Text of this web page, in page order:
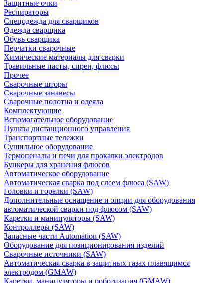
Защитные очки
Респираторы
Спецодежда для сварщиков
Одежда сварщика
Обувь сварщика
Перчатки сварочные
Химические материалы для сварки
Травильные пасты, спреи, флюсы
Прочее
Сварочные шторы
Сварочные занавесы
Сварочные полотна и одеяла
Комплектующие
Вспомогательное оборудование
Пульты дистанционного управления
Транспортные тележки
Сушильное оборудование
Термопеналы и печи для прокалки электродов
Бункеры для хранения флюсов
Автоматическое оборудование
Автоматическая сварка под слоем флюса (SAW)
Головки и горелки (SAW)
Дополнительные оснащение и опции для оборудования
автоматической сварки под флюсом (SAW)
Каретки и манипуляторы (SAW)
Контроллеры (SAW)
Запасные части Automation (SAW)
Оборудование для позиционирования изделий
Сварочные источники (SAW)
Автоматическая сварка в защитных газах плавящимся
электродом (GMAW)
Каретки, манипуляторы и роботизация (GMAW)